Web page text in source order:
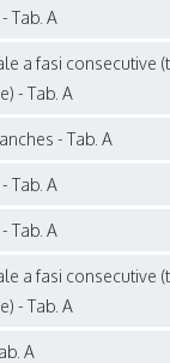
Tab. A
a fasi consecutive
- Tab. A
- Tab. A
Tab. A
Tab. A
a fasi consecutive
- Tab. A
A